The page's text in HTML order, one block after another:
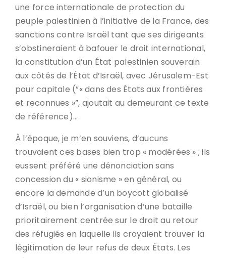
une force internationale de protection du
peuple palestinien à l’initiative de la France, des
sanctions contre Israël tant que ses dirigeants
s’obstineraient à bafouer le droit international,
la constitution d’un État palestinien souverain
aux côtés de l’État d’Israël, avec Jérusalem-Est
pour capitale (”« dans des États aux frontières
et reconnues »”, ajoutait au demeurant ce texte
de référence)…
À l’époque, je m’en souviens, d’aucuns
trouvaient ces bases bien trop « modérées » ; ils
eussent préféré une dénonciation sans
concession du « sionisme » en général, ou
encore la demande d’un boycott globalisé
d’Israël, ou bien l’organisation d’une bataille
prioritairement centrée sur le droit au retour
des réfugiés en laquelle ils croyaient trouver la
légitimation de leur refus de deux États. Les